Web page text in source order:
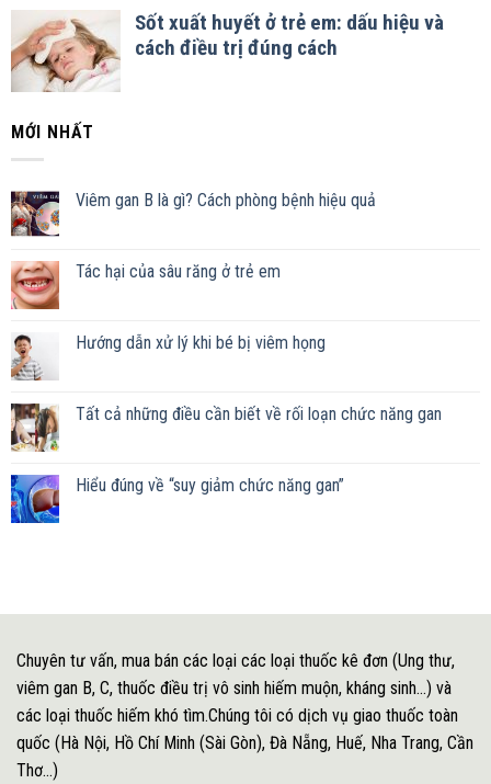
MỚI NHẤT
Viêm gan B là gì? Cách phòng bệnh hiệu quả
Tác hại của sâu răng ở trẻ em
Hướng dẫn xử lý khi bé bị viêm họng
Tất cả những điều cần biết về rối loạn chức năng gan
Hiểu đúng về “suy giảm chức năng gan”
Chuyên tư vấn, mua bán các loại các loại thuốc kê đơn (Ung thư,
viêm gan B, C, thuốc điều trị vô sinh hiếm muộn, kháng sinh...) và
các loại thuốc hiếm khó tìm.Chúng tôi có dịch vụ giao thuốc toàn
quốc (Hà Nội, Hồ Chí Minh (Sài Gòn), Đà Nẵng, Huế, Nha Trang, Cần
Thơ...)